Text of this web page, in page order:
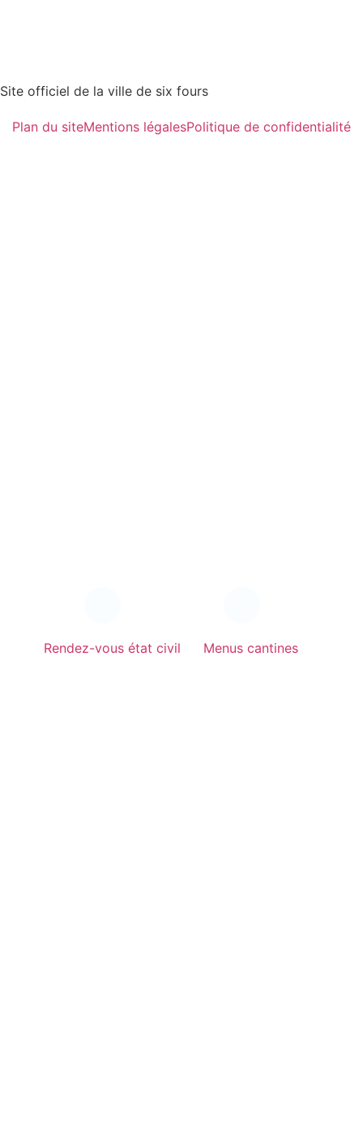
Site officiel de la ville de six fours
Plan du siteMentions légalesPolitique de confidentialité
Rendez-vous état civil Menus cantines